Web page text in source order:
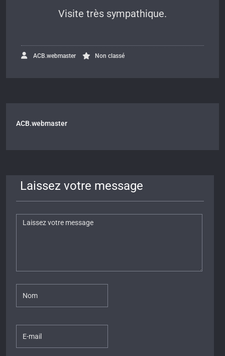
Visite très sympathique.
ACB.webmaster Non classé
ACB.webmaster
Laissez votre message